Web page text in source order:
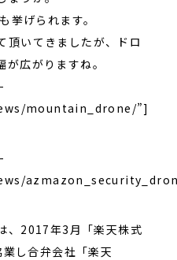
げられます。
頂いてきましたが、ドロ
広がりますね。
mountain_drone/”]
、2017年3月「楽天株式
し合弁会社「楽天